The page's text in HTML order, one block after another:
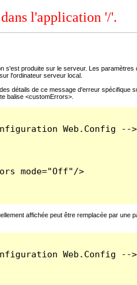
l'application '/'.
s'est produite sur le serveur. Les
l'ordinateur serveur local.
détails de ce message d'erreur spécifique
balise <customErrors>.
Web.Config -->
mode="Off"/>
affichée peut être remplacée par une
Web.Config -->